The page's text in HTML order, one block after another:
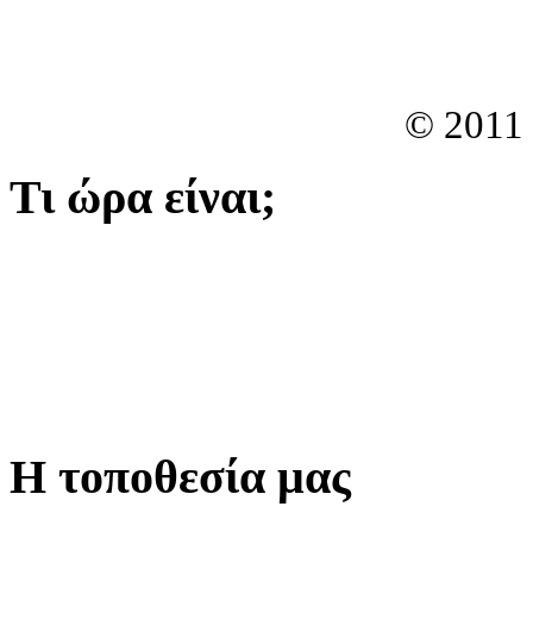
©
Τι ώρα είναι;
Η τοποθεσία μας